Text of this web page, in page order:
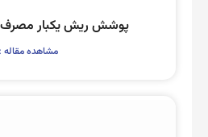
پوشش ریش یکبار
مشاهده مقاله